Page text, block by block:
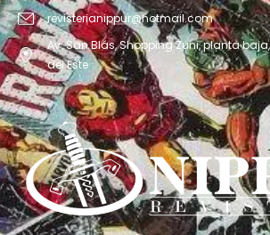
revisterianippur@hotmail.com
Av. San Blás, Shopping Zuni, planta
del Este